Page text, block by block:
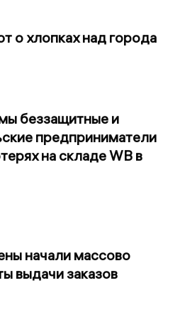
о хлопках над города
беззащитные и
предприниматели
на складе WB в
начали массово
выдачи заказов